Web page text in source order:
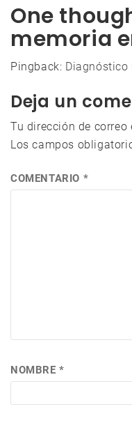
One
memoria
Pingback: Diagnóstico
Deja un
Tu dirección de
Los campos
COMENTARIO *
NOMBRE*